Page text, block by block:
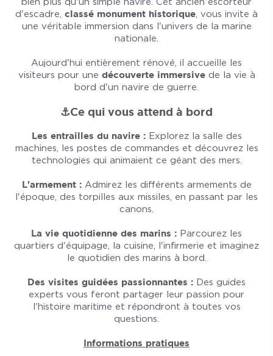
d'escadre, classé monument historique, vous invite à
une véritable immersion dans l'univers de la marine
nationale.
Aujourd'hui entièrement rénové, il accueille les
visiteurs pour une découverte immersivede la vie à
bord d'un navire de guerre.
⚓️Ce qui vous attend à bord
Les entrailles du navire :Explorez la salle des
machines, les postes de commandes et découvrez les
technologies qui animaient ce géant des mers.
L'armement : Admirez les différents armements de
l'époque, des torpilles aux missiles, en passant par les
canons.
La vie quotidienne des marins : Parcourez les
quartiers d'équipage, la cuisine, l'infirmerie et imaginez
le quotidien des marins à bord.
Des visites guidées passionnantes : Des guides
experts vous feront partager leur passion pour
l'histoire maritime et répondront à toutes vos
questions.
Informations pratiques